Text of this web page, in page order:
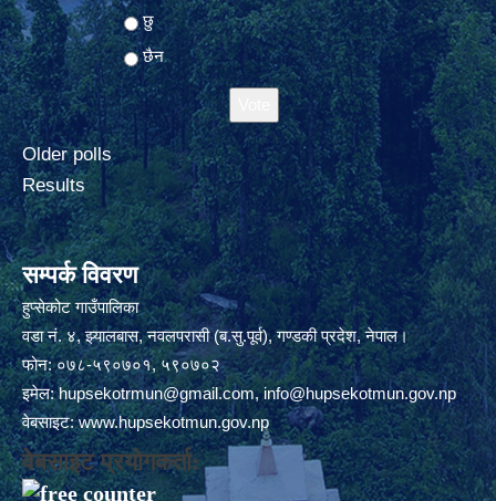
Choices
छु
छैन
Older polls
Results
सम्पर्क विवरण
हुप्सेकोट गाउँपालिका
वडा नं. ४, झ्यालबास, नवलपरासी (ब.सु.पूर्व), गण्डकी प्रदेश, नेपाल।
फोन: ०७८-५९०७०१, ५९०७०२
इमेल:hupsekotrmun@gmail.com,info@hupsekotmun.gov.np
वेबसाइट:www.hupsekotmun.gov.np
वेबसाइट प्रयोगकर्ता: